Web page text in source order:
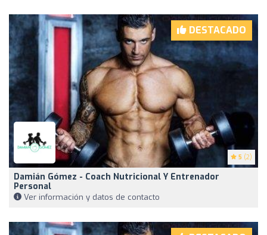
DESTACADO
5 (2)
Damián Gómez - Coach Nutricional Y Entrenador
Personal
Ver información y datos de contacto